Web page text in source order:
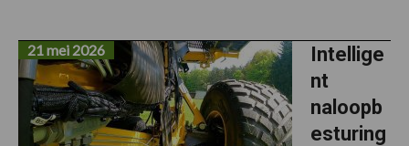
Intellige
nt
naloopb
esturing
21 mei 2026